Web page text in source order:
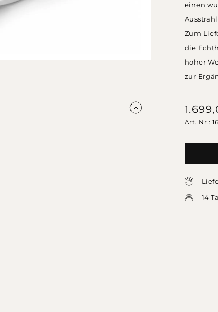
einen
Zum
die
hoher
zur
Art. Nr.:
14